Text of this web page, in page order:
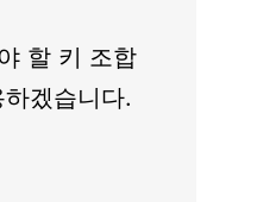
할 키 조합
겠습니다.